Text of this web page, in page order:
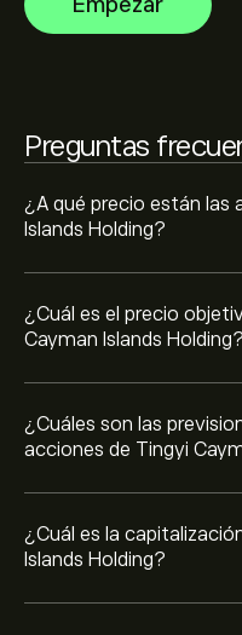
Empezar
Preguntas
¿A qué precio están las
Islands Holding?
¿Cuál es el precio
Cayman Islands Holding?
¿Cuáles son las
acciones de Tingyi
crecimiento previsto.
recientes para conocer
¿Cuál es la
Islands Holding?